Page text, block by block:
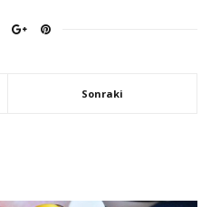
Sonraki